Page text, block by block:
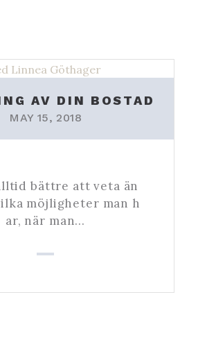
AV DIN BOSTAD
MAY 15, 2018
bättre att veta än
möjligheter man h
ar, när man…